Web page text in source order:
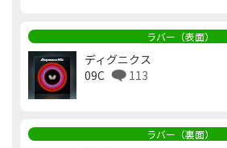
ラバー（表面）
ディグニクス
09C
113
ラバー（裏面）